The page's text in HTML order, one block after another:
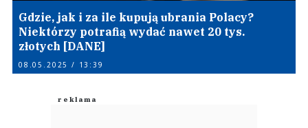
Gdzie, jak i za ile kupują ubrania Polacy?
Niektórzy potrafią wydać nawet 20 tys.
złotych [DANE]
08.05.2025 / 13:39